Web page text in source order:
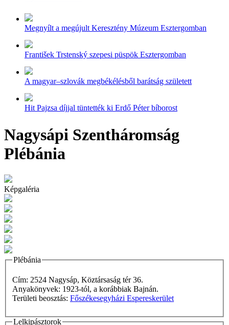
Megnyílt a megújult Keresztény Múzeum Esztergomban
František Trstenský szepesi püspök Esztergomban
A magyar–szlovák megbékélésből barátság született
Hit Pajzsa díjjal tüntették ki Erdő Péter bíborost
Nagysápi Szentháromság
Plébánia
Képgaléria
Plébánia
Cím: 2524 Nagysáp, Köztársaság tér 36.
Anyakönyvek: 1923-tól, a korábbiak Bajnán.
Területi beosztás: Főszékesegyházi Espereskerület
Lelkipásztorok